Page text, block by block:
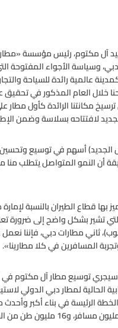
آل مكتوم، رئيس مؤسسة
وسياسة الأجواء المفتوحة
عالمية رائدة للسياحة
أننا «نجحنا خلال العام
مكانتنا الرائدة كأول
لافتتاحه بسلاسة وضمن
أسهم في توسيع وتحسين
أن النمو المتواصل يتطلب
قطاع الطيران بالنسبة
2020 وما بعده، والتي تشير بشكل
ثاني مطارات دبي، فإننا
المسافرين في كلا مطارينا».
الخطة الرئيسة في بناء أكبر